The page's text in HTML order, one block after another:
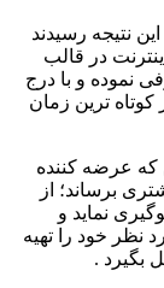
نتیجه رسیدند
در قالب
نموده و با درج
ترین زمان
که عرضه کننده
برساند؛ از
نماید و
نظر خود را تهیه
بگیرد .